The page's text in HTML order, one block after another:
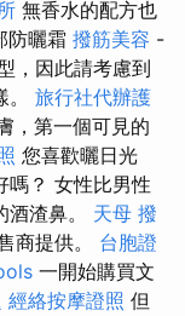
無香水的配方也
防曬霜 撥筋美容 -
，因此請考慮到
旅行社代辦護
，第一個可見的
您喜歡曬日光
嗎？ 女性比男性
渣鼻。 天母 撥
商提供。 台胞證
一開始購買文
經絡按摩證照 但